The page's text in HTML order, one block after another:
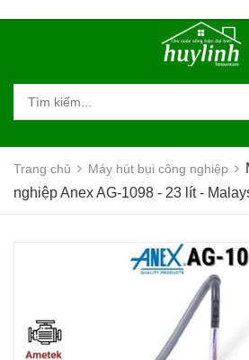
Trang chủ Máy hút bụi công nghiệp
nghiệp Anex AG-1098 - 23 lít -